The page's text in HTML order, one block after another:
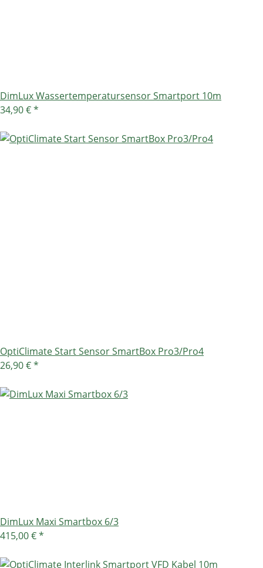
DimLux Wassertemperatursensor Smartport 10m
34,90 €*
OptiClimate Start Sensor SmartBox Pro3/Pro4
26,90 €*
DimLux Maxi Smartbox 6/3
415,00 €*